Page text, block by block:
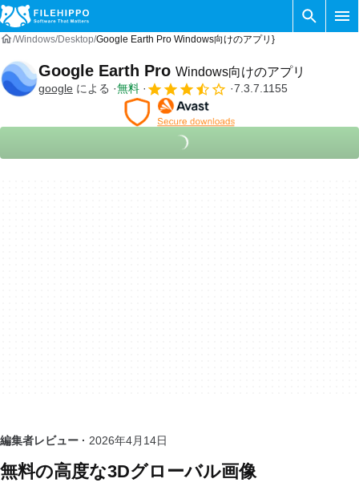
Windows Desktop Google Earth Pro Windows向けのアプリ}
Google Earth Pro Windows向けのアプリ
google による 無料 7.3.7.1155
編集者レビュー · 2026年4月14日
無料の高度な3Dグローバル画像